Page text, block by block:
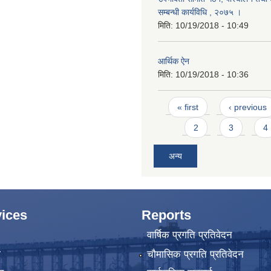
सम्बन्धी कार्यविधि , २०७५ ।
मिति: 10/19/2018 - 10:49
आर्थिक ऐन
मिति: 10/19/2018 - 10:36
Pages
« first ‹ previous
2 3 4
अन्य
Reports
वार्षिक प्रगति प्रतिवेदन
चौमासिक प्रगति प्रतिवेदन